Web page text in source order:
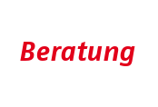
Beratung